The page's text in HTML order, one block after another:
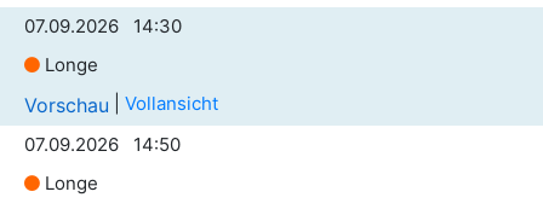
07.09.2026 14:30
Longe
Vorschau
Vollansicht
07.09.2026 14:50
Longe